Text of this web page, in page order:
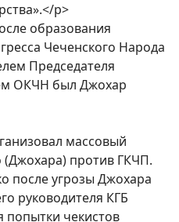
p>
образования
Чеченского Народа
Председателя
ОКЧН был Джохар
массовый
(Джохара) против ГКЧП.
после угрозы Джохара
руководителя КГБ
чекистов